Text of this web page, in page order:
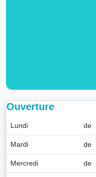
Ouverture
Lundi de
Mardi de
Mercredi de